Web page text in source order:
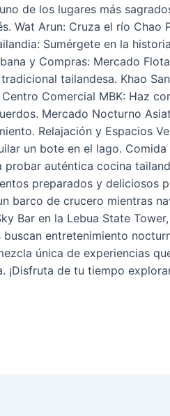
de los lugares más
Wat Arun: Cruza el río Chao
Sumérgete en la historia
y Compras: Mercado
tailandesa. Khao
Comercial MBK: Haz
Mercado Nocturno
Relajación y Espacios
un bote en el lago. Comida
probar auténtica cocina
preparados y deliciosos
barco de crucero mientras
Bar en la Lebua State Tower,
entretenimiento
única de experiencias
¡Disfruta de tu tiempo